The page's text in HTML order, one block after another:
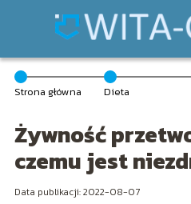
Strona główna Dieta
Żywność
czemu jest
Data publikacji: 2022-08-07